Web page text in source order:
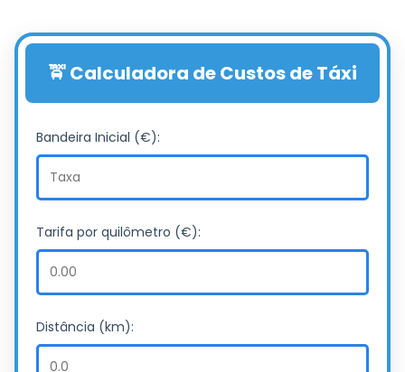
🚖 Calculadora de Custos de Táxi
Bandeira Inicial (€):
Tarifa por quilômetro (€):
Distância (km):